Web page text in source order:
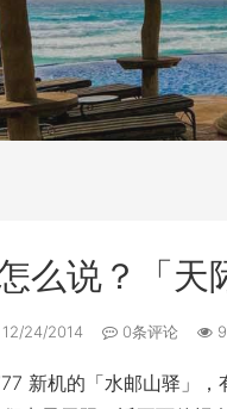
么说？「天
12/24/2014 0条评论
新机的「水邮山驿」